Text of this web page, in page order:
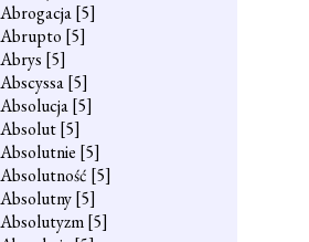
Abrogacja[5]
Abrupto [5]
Abrys [5]
Abscyssa[5]
Absolucja[5]
Absolut[5]
Absolutnie [5]
Absolutność [5]
Absolutny[5]
Absolutyzm[5]